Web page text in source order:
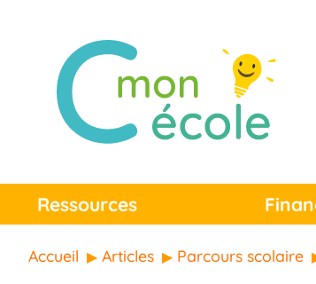
Ressources
Accueil Articles Parcours scolaire